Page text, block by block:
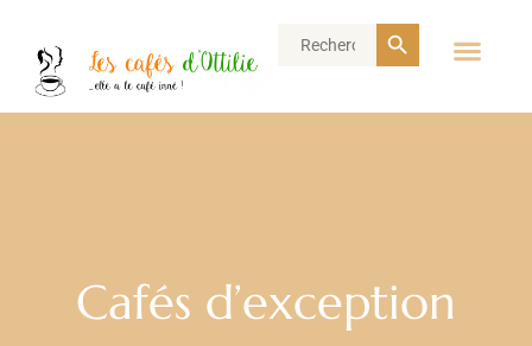
Search
Search Button
Cafés d’exception